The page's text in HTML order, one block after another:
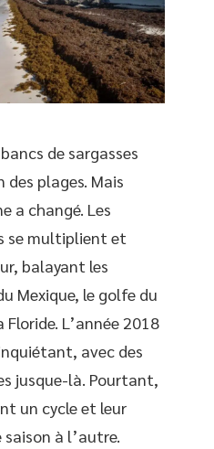
de sargasses
plages. Mais
a changé. Les
se multiplient et
balayant les
Mexique, le golfe du
L’année 2018
avec des
jusque-là. Pourtant,
un cycle et leur
à l’autre.